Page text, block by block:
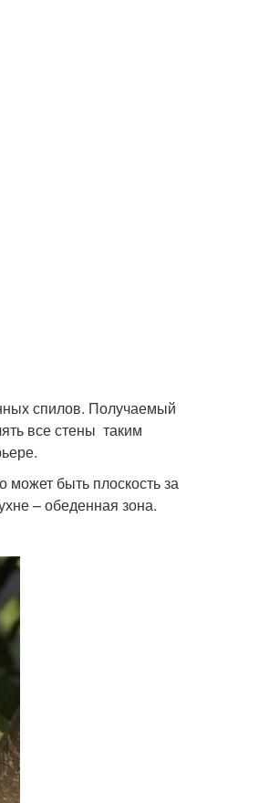
спилов. Получаемый
все стены таким
может быть плоскость за
– обеденная зона.